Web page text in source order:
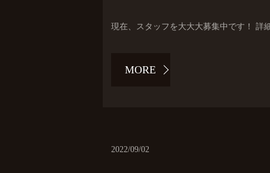
現在、スタッフを大大大募集中です！ 詳
MORE
2022/09/02